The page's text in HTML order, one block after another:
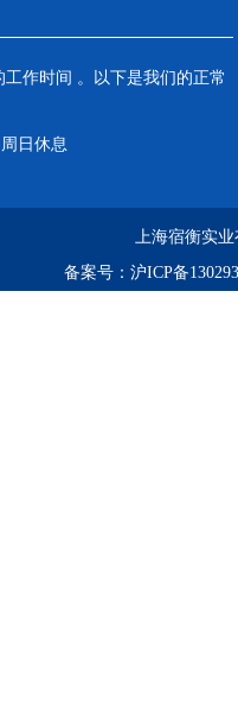
作时间 。以下是我们的正常
日休息
上海宿衡实
备案号： 沪ICP备